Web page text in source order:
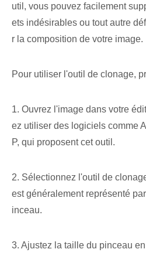
util, vous pouvez facilement
ets indésirables ou tout autre
r la composition de votre image.
Pour utiliser l'outil de clonage,
1. Ouvrez l'image dans votre
ez utiliser des logiciels comme
P, qui proposent cet outil.
2. Sélectionnez l'outil de
est généralement représenté
inceau.
3. Ajustez la taille du pinceau